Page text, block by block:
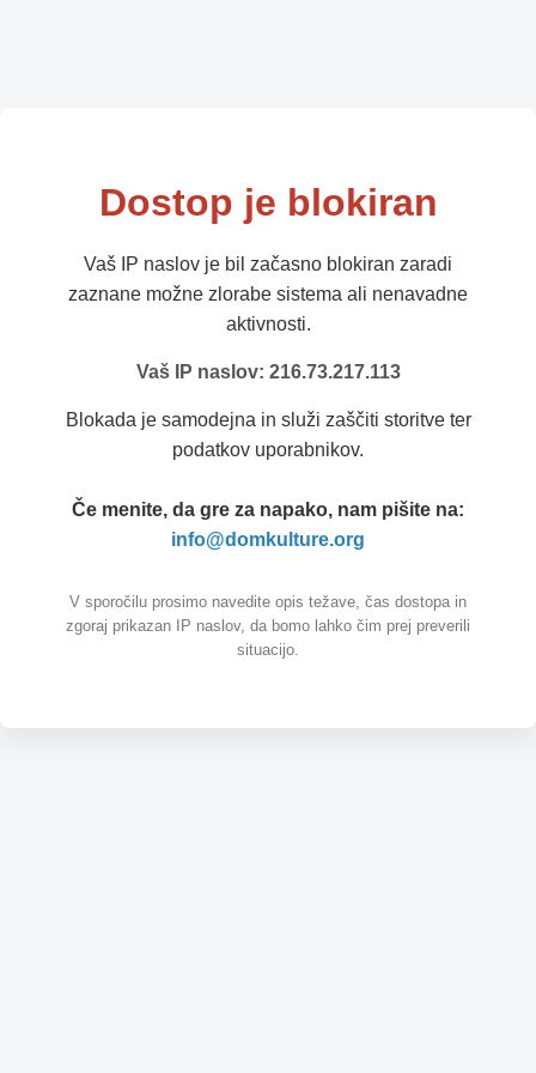
Dostop je blokiran
Vaš IP naslov je bil začasno blokiran zaradi
zaznane možne zlorabe sistema ali nenavadne
aktivnosti.
Vaš IP naslov: 216.73.217.113
Blokada je samodejna in služi zaščiti storitve ter
podatkov uporabnikov.
Če menite, da gre za napako, nam pišite na:
info@domkulture.org
V sporočilu prosimo navedite opis težave, čas dostopa in
zgoraj prikazan IP naslov, da bomo lahko čim prej preverili
situacijo.